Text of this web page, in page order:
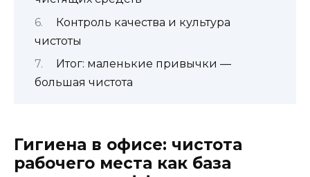
Контроль качества и культура
чистоты
Итог: маленькие привычки —
большая чистота
Гигиена в офисе: чистота
рабочего места как база